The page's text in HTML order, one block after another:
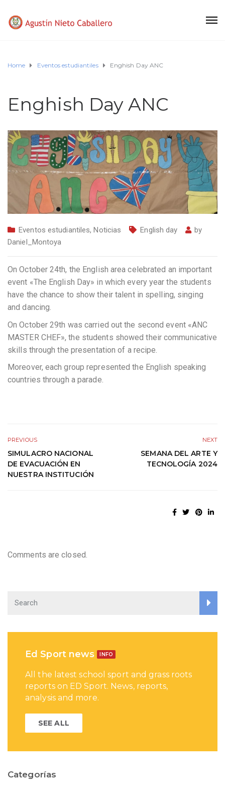
Home Eventos estudiantiles Enghish Day ANC
Enghish Day ANC
Eventos estudiantiles, Noticias English day
by
Daniel_Montoya
On October 24th, the English area celebrated an important
event «The English Day» in which every year the students
have the chance to show their talent in spelling, singing
and dancing.
On October 29th was carried out the second event «ANC
MASTER CHEF», the students showed their communicative
skills through the presentation of a recipe.
Moreover, each group represented the English speaking
countries through a parade.
PREVIOUS
SIMULACRO NACIONAL
DE EVACUACIÓN EN
NUESTRA INSTITUCIÓN
NEXT
SEMANA DEL ARTE Y
TECNOLOGÍA 2024
Comments are closed.
Ed Sport news INFO
All the latest school sport and grass roots
reports on ED Sport. News, reports,
analysis and more.
SEE ALL
Categorías